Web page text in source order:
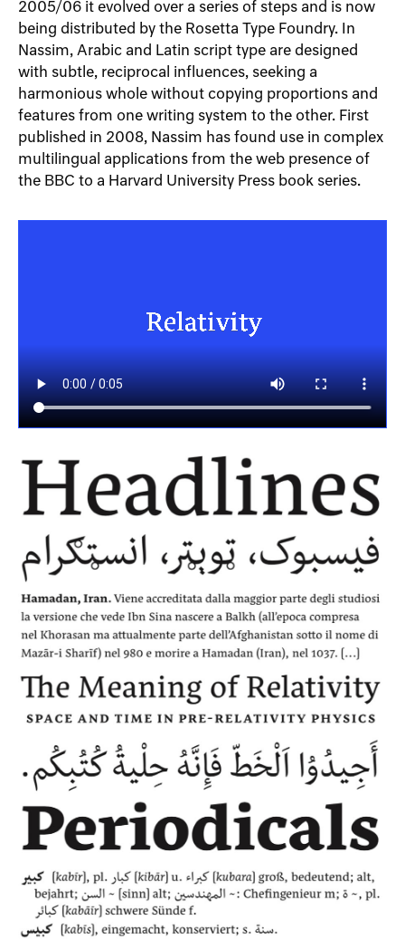
2005/06 it evolved over a series of steps and is now
being distributed by the Rosetta Type Foundry. In
Nassim, Arabic and Latin script type are designed
with subtle, reciprocal influences, seeking a
harmonious whole without copying proportions and
features from one writing system to the other. First
published in 2008, Nassim has found use in complex
multilingual applications from the web presence of
the BBC to a Harvard University Press book series.